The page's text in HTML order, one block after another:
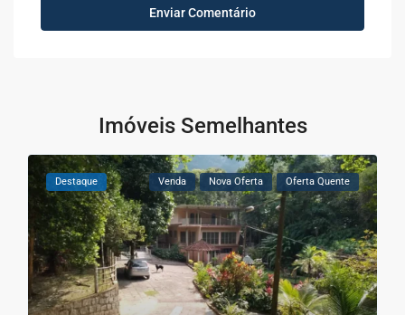
Imóveis Semelhantes
Destaque Venda Nova Oferta Oferta Quente